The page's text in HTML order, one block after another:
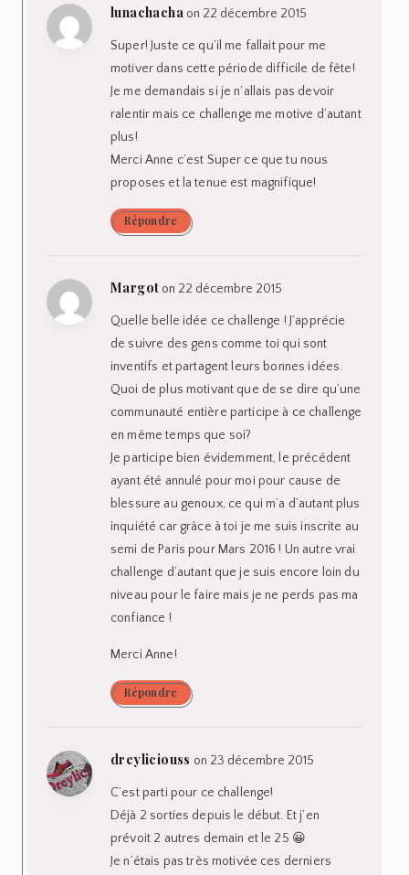
lunachacha on 22 décembre 2015
Super! Juste ce qu’il me fallait pour me
motiver dans cette période difficile de fête!
Je me demandais si je n’allais pas devoir
ralentir mais ce challenge me motive d’autant
plus!
Merci Anne c’est Super ce que tu nous
proposes et la tenue est magnifique!
Répondre
Margot on 22 décembre 2015
Quelle belle idée ce challenge ! J’apprécie
de suivre des gens comme toi qui sont
inventifs et partagent leurs bonnes idées.
Quoi de plus motivant que de se dire qu’une
communauté entière participe à ce challenge
en même temps que soi?
Je participe bien évidemment, le précédent
ayant été annulé pour moi pour cause de
blessure au genoux, ce qui m’a d’autant plus
inquiété car grâce à toi je me suis inscrite au
semi de Paris pour Mars 2016 ! Un autre vrai
challenge d’autant que je suis encore loin du
niveau pour le faire mais je ne perds pas ma
confiance !
Merci Anne!
Répondre
dreyliciouss on 23 décembre 2015
C’est parti pour ce challenge!
Déjà 2 sorties depuis le début. Et j’en
prévoit 2 autres demain et le 25 😀
Je n’étais pas très motivée ces derniers